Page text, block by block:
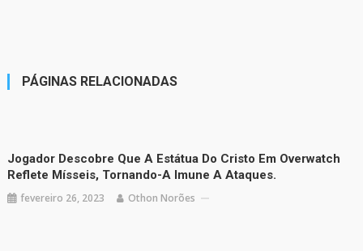
PÁGINAS RELACIONADAS
Jogador Descobre Que A Estátua Do Cristo Em Overwatch
Reflete Mísseis, Tornando-A Imune A Ataques.
fevereiro 26, 2023 Othon Norões